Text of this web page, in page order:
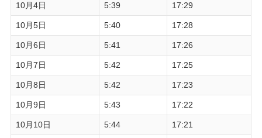
10月4日 5:39 17:29
10月5日 5:40 17:28
10月6日 5:41 17:26
10月7日 5:42 17:25
10月8日 5:42 17:23
10月9日 5:43 17:22
10月10日 5:44 17:21